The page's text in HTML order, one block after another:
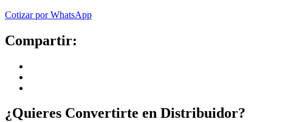
Cotizar por WhatsApp
Compartir:
¿Quieres Convertirte en Distribuidor?